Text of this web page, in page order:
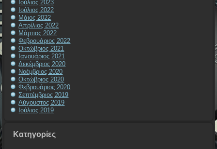
Ιούλιος 2023
Ιούλιος 2022
Μάιος 2022
Απρίλιος 2022
Μάρτιος 2022
Φεβρουάριος 2022
Οκτώβριος 2021
Ιανουάριος 2021
Δεκέμβριος 2020
Νοέμβριος 2020
Οκτώβριος 2020
Φεβρουάριος 2020
Σεπτέμβριος 2019
Αύγουστος 2019
Ιούλιος 2019
Kατηγορίες